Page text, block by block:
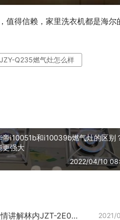
值得信赖，家里洗衣机都是海尔
Q235燃气灶怎么样
i10051b和i10039b燃气灶的区别
更强大
2022/04/10
2021/
燃气灶用后实情讲解林内JZT-2E02SM评测报告怎么样？质量不靠谱？